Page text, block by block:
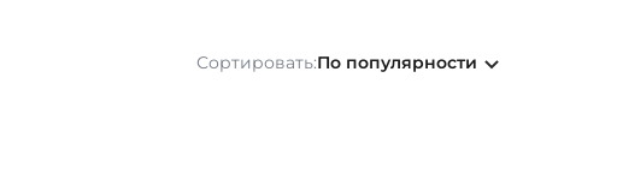
Сортировать:По популярности